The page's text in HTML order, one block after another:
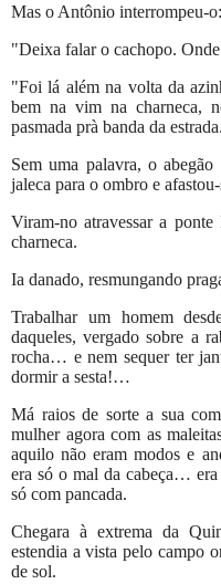
Mas o Antônio interrompeu-o:
"Deixa falar o cachopo.
"Foi lá além na volta da
bem na vim na charneca,
pasmada prà banda da
Sem uma palavra, o
jaleca para o ombro e
Viram-no atravessar a
charneca.
Ia danado, resmungando
Trabalhar um homem
daqueles, vergado sobre a
rocha… e nem sequer ter
dormir a sesta!…
Má raios de sorte a sua
mulher agora com as
aquilo não eram modos e
era só o mal da cabeça…
só com pancada.
Chegara à extrema da
estendia a vista pelo campo
de sol.